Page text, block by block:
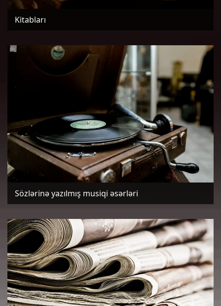
Kitabları
Sözlərinə yazılmış musiqi əsərləri